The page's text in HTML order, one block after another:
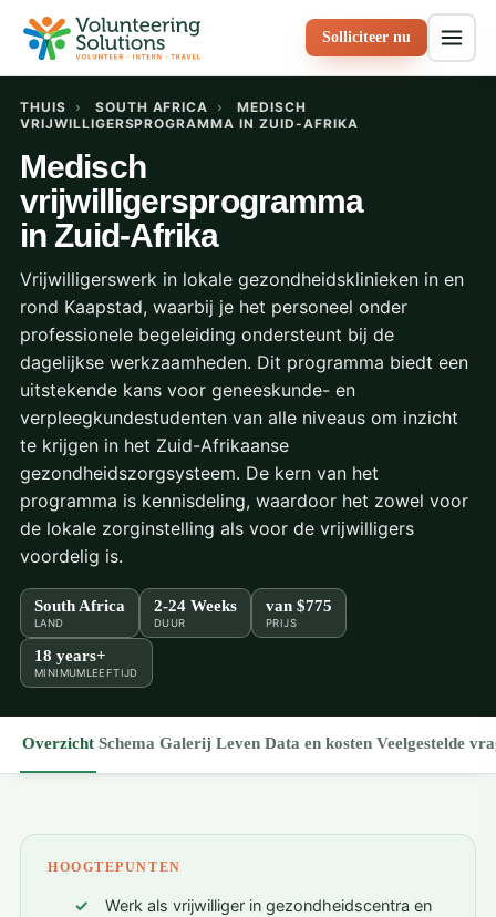
Solliciteer nu
THUIS › SOUTH AFRICA ›
MEDISCH
VRIJWILLIGERSPROGRAMMA IN ZUID-AFRIKA
Medisch
vrijwilligersprogramma
in Zuid-Afrika
Vrijwilligerswerk in lokale gezondheidsklinieken in en
rond Kaapstad, waarbij je het personeel onder
professionele begeleiding ondersteunt bij de
dagelijkse werkzaamheden. Dit programma biedt een
uitstekende kans voor geneeskunde- en
verpleegkundestudenten van alle niveaus om inzicht
te krijgen in het Zuid-Afrikaanse
gezondheidszorgsysteem. De kern van het
programma is kennisdeling, waardoor het zowel voor
de lokale zorginstelling als voor de vrijwilligers
voordelig is.
South Africa
LAND
2-24 Weeks
DUUR
van $775
PRIJS
18 years+
MINIMUMLEEFTIJD
Overzicht Schema Galerij Leven Data en kosten Veelgestelde
HOOGTEPUNTEN
Werk als vrijwilliger in gezondheidscentra en